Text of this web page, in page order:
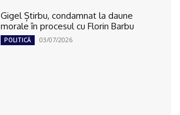
Gigel Știrbu, condamnat la daune
morale în procesul cu Florin Barbu
POLITICĂ 03/07/2026